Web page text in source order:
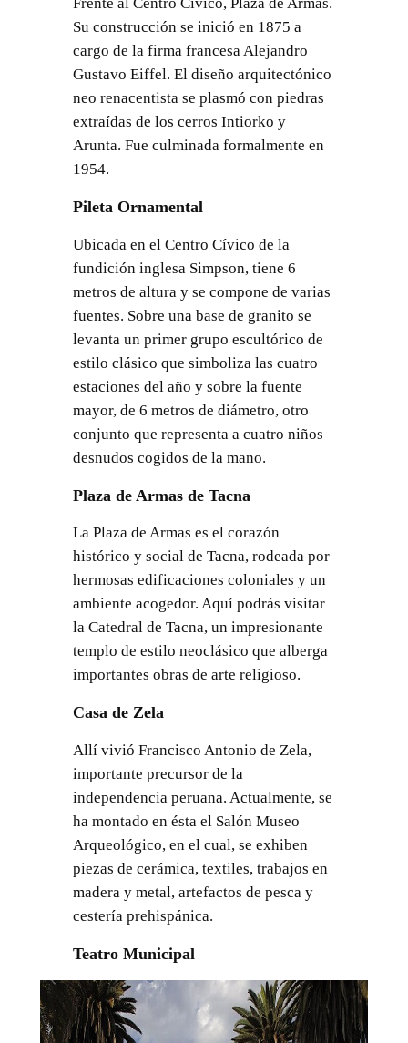
Su construcción se inició en 1875 a
cargo de la firma francesa Alejandro
Gustavo Eiffel. El diseño arquitectónico
neo renacentista se plasmó con piedras
extraídas de los cerros Intiorko y
Arunta. Fue culminada formalmente en
1954.
Pileta Ornamental
Ubicada en el Centro Cívico de la
fundición inglesa Simpson, tiene 6
metros de altura y se compone de varias
fuentes. Sobre una base de granito se
levanta un primer grupo escultórico de
estilo clásico que simboliza las cuatro
estaciones del año y sobre la fuente
mayor, de 6 metros de diámetro, otro
conjunto que representa a cuatro niños
desnudos cogidos de la mano.
Plaza de Armas de Tacna
La Plaza de Armas es el corazón
histórico y social de Tacna, rodeada por
hermosas edificaciones coloniales y un
ambiente acogedor. Aquí podrás visitar
la Catedral de Tacna, un impresionante
templo de estilo neoclásico que alberga
importantes obras de arte religioso.
Casa de Zela
Allí vivió Francisco Antonio de Zela,
importante precursor de la
independencia peruana. Actualmente, se
ha montado en ésta el Salón Museo
Arqueológico, en el cual, se exhiben
piezas de cerámica, textiles, trabajos en
madera y metal, artefactos de pesca y
cestería prehispánica.
Teatro Municipal